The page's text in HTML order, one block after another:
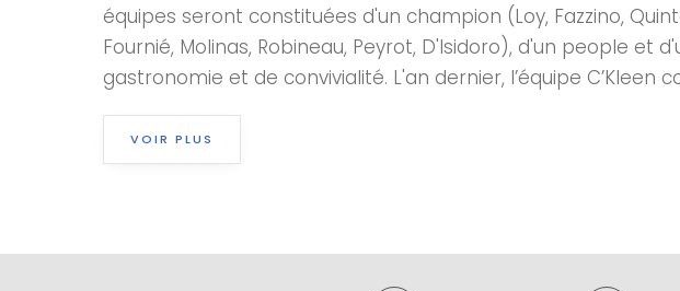
équipes seront constituées d'un champion (Loy, Fazzino,
Fournié, Molinas, Robineau, Peyrot, D'Isidoro), d'un people
gastronomie et de convivialité. L'an dernier, l’équipe
VOIR PLUS